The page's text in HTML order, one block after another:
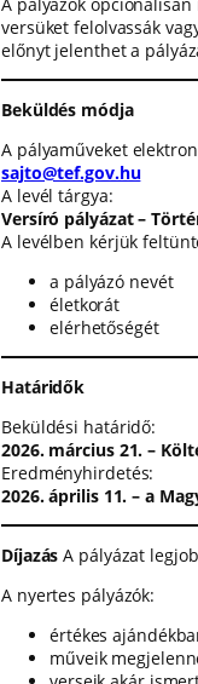
versüket felolvassák
előnyt jelenthet a
Beküldés módja
A pályaműveket
sajto@tef.gov.hu
A levél tárgya:
Versíró pályázat –
A levélben kérjük
a pályázó nevét
életkorát
elérhetőségét
Határidők
Beküldési határidő:
2026. március 21. –
Eredményhirdetés:
2026. április 11. – a
Díjazás A pályázat
A nyertes pályázók:
értékes
műveik